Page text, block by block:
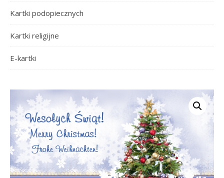
Kartki podopiecznych
Kartki religijne
E-kartki